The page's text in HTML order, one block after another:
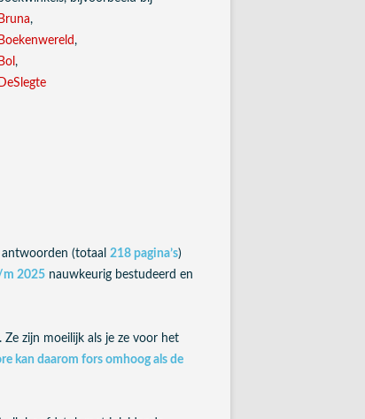
Bruna,
Boekenwereld,
Bol ,
DeSlegte
(totaal 218 pagina’s)
m 2025nauwkeurig bestudeerd en
zijn moeilijk als je ze voor het
kan daarom fors omhoog als de